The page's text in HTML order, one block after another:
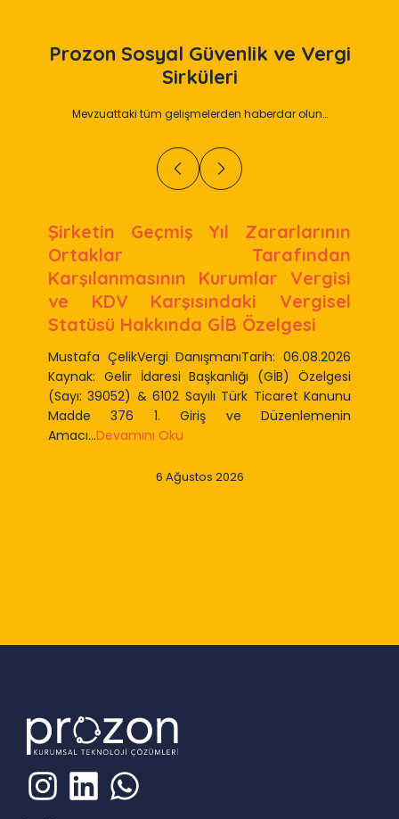
Prozon Sosyal Güvenlik ve Vergi
Sirküleri
Mevzuattaki tüm gelişmelerden haberdar olun…
Şirketin Geçmiş Yıl Zararlarının
Ortaklar Tarafından
Karşılanmasının Kurumlar Vergisi
ve KDV Karşısındaki Vergisel
Statüsü Hakkında GİB Özelgesi
Mustafa ÇelikVergi DanışmanıTarih: 06.08.2026
Kaynak: Gelir İdaresi Başkanlığı (GİB) Özelgesi
(Sayı: 39052) & 6102 Sayılı Türk Ticaret Kanunu
Madde 376 1. Giriş ve Düzenlemenin
Amacı...Devamını Oku
6 Ağustos 2026